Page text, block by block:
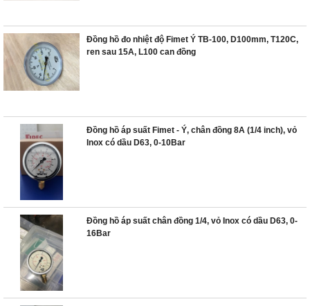
Đồng hồ đo nhiệt độ Fimet Ý TB-100, D100mm, T120C,
ren sau 15A, L100 can đồng
Đồng hồ áp suất Fimet - Ý, chân đồng 8A (1/4 inch), vỏ
Inox có dầu D63, 0-10Bar
Đồng hồ áp suất chân đồng 1/4, vỏ Inox có dầu D63, 0-
16Bar